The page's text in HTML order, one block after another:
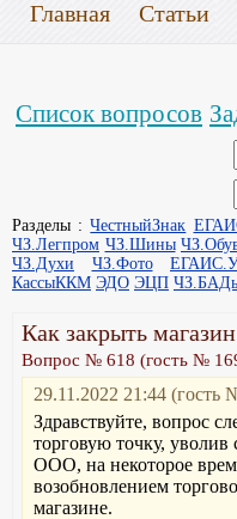
Главная Статьи
Список вопросов
Разделы :ЧестныйЗнак
ЧЗ.Легпром ЧЗ.Шины
ЧЗ.Духи
ЧЗ.Фото
КассыККМ ЭДО ЭЦП
Как закрыть
Вопрос № 618 (гость №
29.11.2022 21:44 (гость
Здравствуйте, вопрос
торговую точку, уволив
ООО, на некоторое
возобновлением
магазине.